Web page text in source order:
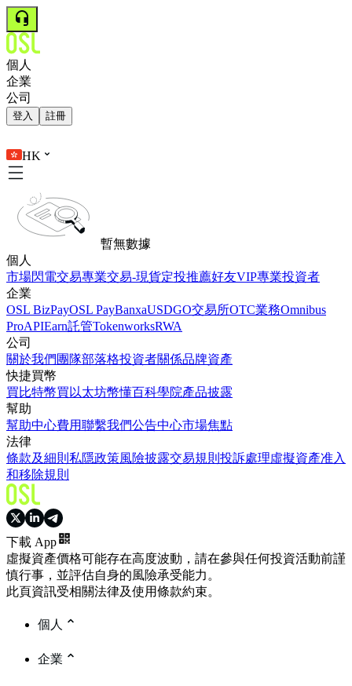
個人
企業
公司
登入 註冊
HK
暫無數據
個人
市場閃電交易專業交易-現貨定投推薦好友VIP專業投資者
企業
OSL BizPayOSL PayBanxaUSDGO交易所OTC業務Omnibus
ProAPIEarn託管TokenworksRWA
公司
關於我們 團隊部落格投資者關係品牌資產
快捷買幣
買比特幣買以太坊幣懂百科學院產品披露
幫助
幫助中心費用聯繫我們公告中心市場焦點
法律
條款及細則 私隱政策風險披露交易規則 投訴處理虛擬資產准入
和移除規則
下載 App
虛擬資產價格可能存在高度波動，請在參與任何投資活動前謹
慎行事，並評估自身的風險承受能力。
此頁資訊受相關法律及使用條款約束。
個人
企業